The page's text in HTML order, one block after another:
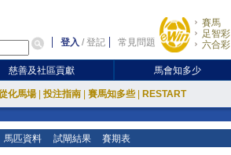
登入 /登記 常見問題
賽馬
足智彩
六合彩
慈善及社區貢獻 馬會知多少
化馬場 投注指南 賽馬知多些 RESTART
馬匹資料 試閘結果 賽期表